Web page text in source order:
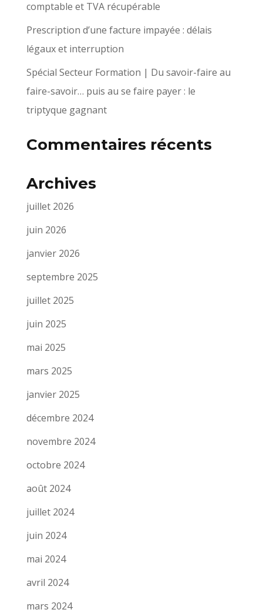
comptable et TVA récupérable
Prescription d’une facture impayée : délais
légaux et interruption
Spécial Secteur Formation | Du savoir-faire au
faire-savoir… puis au se faire payer : le
triptyque gagnant
Commentaires récents
Archives
juillet 2026
juin 2026
janvier 2026
septembre 2025
juillet 2025
juin 2025
mai 2025
mars 2025
janvier 2025
décembre 2024
novembre 2024
octobre 2024
août 2024
juillet 2024
juin 2024
mai 2024
avril 2024
mars 2024